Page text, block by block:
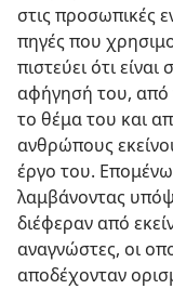
στις προσωπικές
πηγές που
πιστεύει ότι
αφήγησή του, από
το θέμα του και
ανθρώπους
έργο του.
λαμβάνοντας
διέφεραν από
αναγνώστες, οι
αποδέχονταν